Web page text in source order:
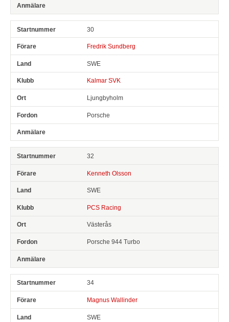
30
Fredrik Sundberg
SWE
Kalmar SVK
Ljungbyholm
Porsche
32
Kenneth Olsson
SWE
PCS Racing
Västerås
Porsche 944 Turbo
34
Magnus Wallinder
SWE